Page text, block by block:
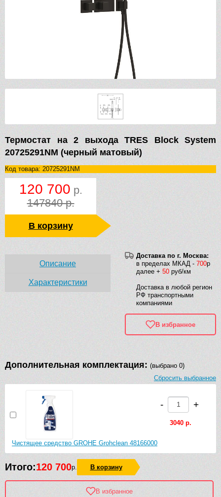
Термостат на 2 выхода TRES Block System
20725291NM (черный матовый)
Код товара: 20725291NM
120 700 р.
147840 р.
В корзину
Доставка по г. Москва:
в пределах МКАД - 700р
далее + 50 руб/км
Доставка в любой регион
РФ транспортными
компаниями
В избранное
Описание
Характеристики
Дополнительная комплектация: (выбрано 0)
Сбросить выбранное
Чистящее средство GROHE Grohclean 48166000
- +
3040 р.
Итого:120 700р. В корзину
В избранное